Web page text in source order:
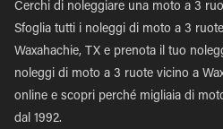
Cerchi di noleggiare una moto a 3
Sfoglia tutti i noleggi di moto a 3
Waxahachie, TX e prenota il tuo
noleggi di moto a 3 ruote vicino a
online e scopri perché migliaia di
dal 1992.